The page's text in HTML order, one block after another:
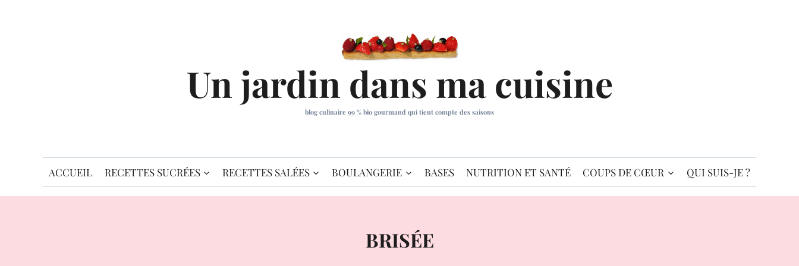
Un jardin dans ma cuisine
blog culinaire 99 % bio gourmand qui tient compte des saisons
ACCUEIL RECETTES SUCRÉES RECETTES SALÉES BOULANGERIE BASES NUTRITION ET SANTÉ COUPS DE CŒUR QUI SUIS-JE ?
BRISÉE